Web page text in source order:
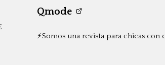
Qmode
⚡️Somos una revista para chicas